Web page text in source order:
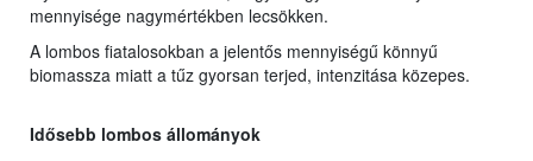
mennyisége nagymértékben lecsökken.
A lombos fiatalosokban a jelentős mennyiségű könnyű
biomassza miatt a tűz gyorsan terjed, intenzitása közepes.
Idősebb lombos állományok